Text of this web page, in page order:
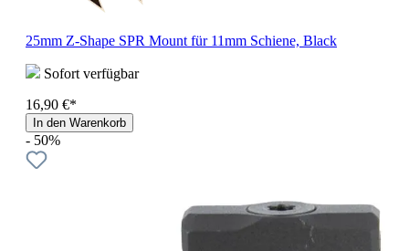
25mm Z-Shape SPR Mount für 11mm Schiene, Black
Sofort verfügbar
16,90 €*
In den Warenkorb
- 50%